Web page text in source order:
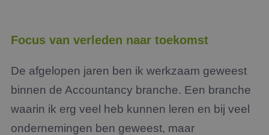
Focus van verleden naar toekomst
De afgelopen jaren ben ik werkzaam geweest
binnen de Accountancy branche. Een branche
waarin ik erg veel heb kunnen leren en bij veel
ondernemingen ben geweest, maar